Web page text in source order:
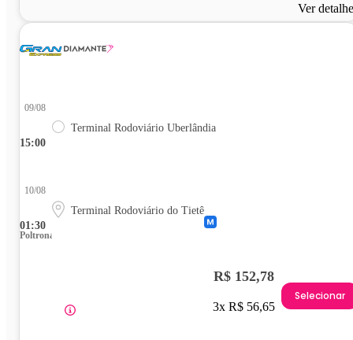
Ver
15:00
09/08
Terminal Rodoviário Uberlândia
01:30
10/08
Terminal Rodoviário do Tietê
Poltrona
R$ 152,78
3x R$ 56,65
Selecionar